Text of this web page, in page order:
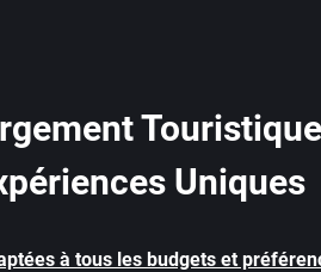
Uniques
à tous les budgets et